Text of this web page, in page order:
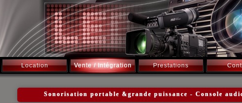
Location Vente / Intégration Prestations
Sonorisation portable &grande puissance - Console